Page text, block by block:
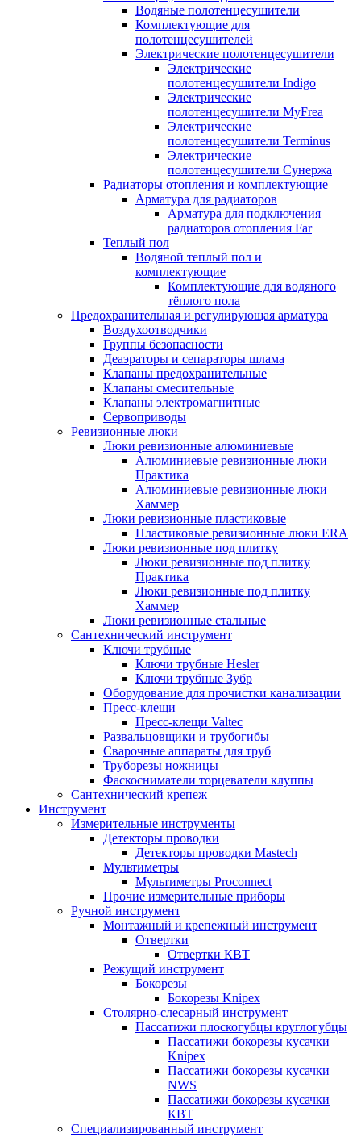
Водяные полотенцесушители
Комплектующие для
полотенцесушителей
Электрические полотенцесушители
Электрические
полотенцесушители Indigo
Электрические
полотенцесушители MyFrea
Электрические
полотенцесушители Terminus
Электрические
полотенцесушители Сунержа
Радиаторы отопления и комплектующие
Арматура для радиаторов
Арматура для подключения
радиаторов отопления Far
Теплый пол
Водяной теплый пол и
комплектующие
Комплектующие для водяного
тёплого пола
Предохранительная и регулирующая арматура
Воздухоотводчики
Группы безопасности
Деаэраторы и сепараторы шлама
Клапаны предохранительные
Клапаны смесительные
Клапаны электромагнитные
Сервоприводы
Ревизионные люки
Люки ревизионные алюминиевые
Алюминиевые ревизионные люки
Практика
Алюминиевые ревизионные люки
Хаммер
Люки ревизионные пластиковые
Пластиковые ревизионные люки ERA
Люки ревизионные под плитку
Люки ревизионные под плитку
Практика
Люки ревизионные под плитку
Хаммер
Люки ревизионные стальные
Сантехнический инструмент
Ключи трубные
Ключи трубные Hesler
Ключи трубные Зубр
Оборудование для прочистки канализации
Пресс-клещи
Пресс-клещи Valtec
Развальцовщики и трубогибы
Сварочные аппараты для труб
Труборезы ножницы
Фаскосниматели торцеватели клуппы
Сантехнический крепеж
Инструмент
Измерительные инструменты
Детекторы проводки
Детекторы проводки Mastech
Мультиметры
Мультиметры Proconnect
Прочие измерительные приборы
Ручной инструмент
Монтажный и крепежный инструмент
Отвертки
Отвертки КВТ
Режущий инструмент
Бокорезы
Бокорезы Knipex
Столярно-слесарный инструмент
Пассатижи плоскогубцы круглогубцы
Пассатижи бокорезы кусачки
Knipex
Пассатижи бокорезы кусачки
NWS
Пассатижи бокорезы кусачки
КВТ
Специализированный инструмент